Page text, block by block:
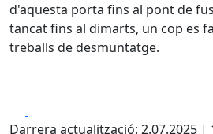
d'aquesta porta fins al pont de
tancat fins al dimarts, un cop es
treballs de desmuntatge.
Darrera actualització: 2.07.2025 |